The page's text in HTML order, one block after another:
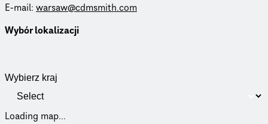
E-mail: warsaw@cdmsmith.com
Wybór lokalizacji
Wybierz kraj
Loading map...